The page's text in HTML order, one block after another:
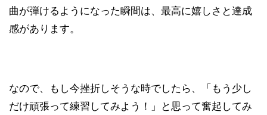
曲が弾けるようになった瞬間は、最高に嬉しさと達成
感があります。
なので、もし今挫折しそうな時でしたら、「もう少し
だけ頑張って練習してみよう！」と思って奮起してみ